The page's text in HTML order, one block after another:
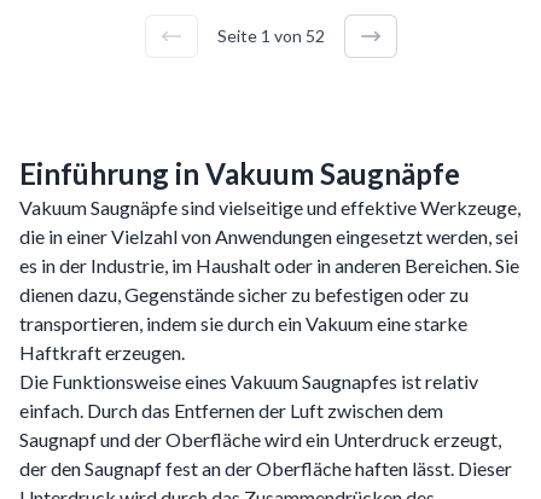
Seite 1 von 52
Einführung in Vakuum Saugnäpfe
Vakuum Saugnäpfe sind vielseitige und effektive Werkzeuge,
die in einer Vielzahl von Anwendungen eingesetzt werden, sei
es in der Industrie, im Haushalt oder in anderen Bereichen. Sie
dienen dazu, Gegenstände sicher zu befestigen oder zu
transportieren, indem sie durch ein Vakuum eine starke
Haftkraft erzeugen.
Die Funktionsweise eines Vakuum Saugnapfes ist relativ
einfach. Durch das Entfernen der Luft zwischen dem
Saugnapf und der Oberfläche wird ein Unterdruck erzeugt,
der den Saugnapf fest an der Oberfläche haften lässt. Dieser